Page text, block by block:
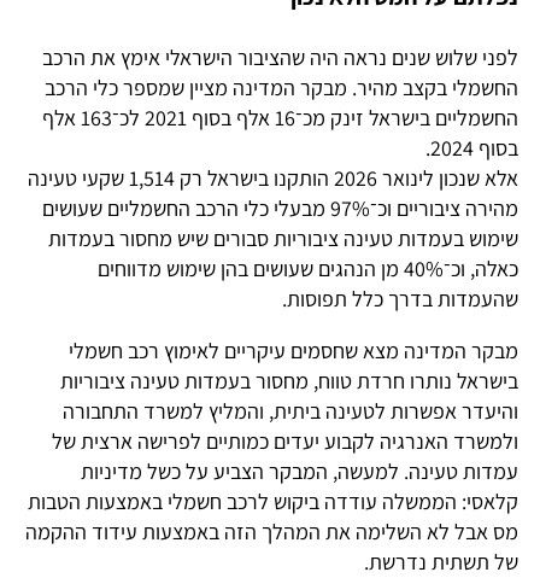
לפני שלוש שנים נראה היה שהציבור הישראלי אימץ את הרכב
החשמלי בקצב מהיר. מבקר המדינה מציין שמספר כלי הרכב
החשמליים בישראל זינק מכ־16 אלף בסוף 2021 לכ־163 אלף
בסוף 2024.
אלא שנכון לינואר 2026 הותקנו בישראל רק 1,514 שקעי טעינה
מהירה ציבוריים וכ־97% מבעלי כלי הרכב החשמליים שעושים
שימוש בעמדות טעינה ציבוריות סבורים שיש מחסור בעמדות
כאלה, וכ־40% מן הנהגים שעושים בהן שימוש מדווחים
שהעמדות בדרך כלל תפוסות.
מבקר המדינה מצא שחסמים עיקריים לאימוץ רכב חשמלי
בישראל נותרו חרדת טווח, מחסור בעמדות טעינה ציבוריות
והיעדר אפשרות לטעינה ביתית, והמליץ למשרד התחבורה
ולמשרד האנרגיה לקבוע יעדים כמותיים לפרישה ארצית של
עמדות טעינה. למעשה, המבקר הצביע על כשל מדיניות
קלאסי: הממשלה עודדה ביקוש לרכב חשמלי באמצעות הטבות
מס אבל לא השלימה את המהלך הזה באמצעות עידוד ההקמה
של תשתית נדרשת.